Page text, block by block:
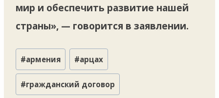
мир и обеспечить развитие нашей
страны», — говорится в заявлении.
Метки
записи:
#армения #арцах
#гражданский договор